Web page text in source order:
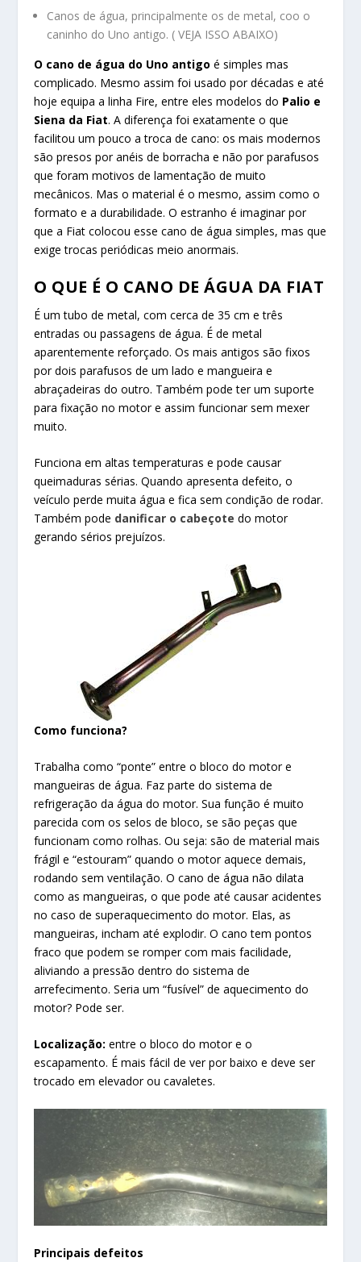
Canos de água, principalmente os de metal, coo o
caninho do Uno antigo. ( VEJA ISSO ABAIXO)
O cano de água do Uno antigo é simples mas
complicado. Mesmo assim foi usado por décadas e até
hoje equipa a linha Fire, entre eles modelos do Palio e
Siena da Fiat. A diferença foi exatamente o que
facilitou um pouco a troca de cano: os mais modernos
são presos por anéis de borracha e não por parafusos
que foram motivos de lamentação de muito
mecânicos. Mas o material é o mesmo, assim como o
formato e a durabilidade. O estranho é imaginar por
que a Fiat colocou esse cano de água simples, mas que
exige trocas periódicas meio anormais.
O QUE É O CANO DE ÁGUA DA FIAT
É um tubo de metal, com cerca de 35 cm e três
entradas ou passagens de água. É de metal
aparentemente reforçado. Os mais antigos são fixos
por dois parafusos de um lado e mangueira e
abraçadeiras do outro. Também pode ter um suporte
para fixação no motor e assim funcionar sem mexer
muito.
Funciona em altas temperaturas e pode causar
queimaduras sérias. Quando apresenta defeito, o
veículo perde muita água e fica sem condição de rodar.
Também pode danificar o cabeçotedo motor
gerando sérios prejuízos.
Como funciona?
Trabalha como “ponte” entre o bloco do motor e
mangueiras de água. Faz parte do sistema de
refrigeração da água do motor. Sua função é muito
parecida com os selos de bloco, se são peças que
funcionam como rolhas. Ou seja: são de material mais
frágil e “estouram” quando o motor aquece demais,
rodando sem ventilação. O cano de água não dilata
como as mangueiras, o que pode até causar acidentes
no caso de superaquecimento do motor. Elas, as
mangueiras, incham até explodir. O cano tem pontos
fraco que podem se romper com mais facilidade,
aliviando a pressão dentro do sistema de
arrefecimento. Seria um “fusível” de aquecimento do
motor? Pode ser.
Localização: entre o bloco do motor e o
escapamento. É mais fácil de ver por baixo e deve ser
trocado em elevador ou cavaletes.
Principais defeitos